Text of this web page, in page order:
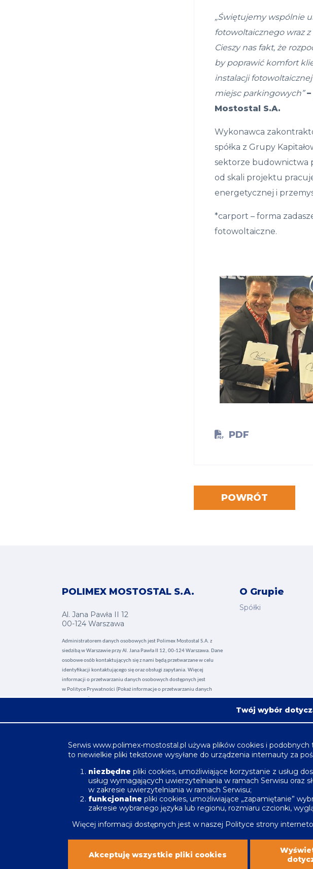
„Świętujemy wspólnie
fotowoltaicznego wraz
Cieszy nas fakt, że
by poprawić komfort
instalacji
miejsc parkingowych”–
Mostostal S.A.
Wykonawca
spółka z Grupy
sektorze budownictwa
od skali projektu
energetycznej i
*carport – forma
fotowoltaiczne.
Obrazki
galerii:
PDF
POWRÓT
POLIMEX MOSTOSTAL S.A.
Al. Jana Pawła II 12
00-124 Warszawa
Administratorem danych osobowych jest Polimex Mostostal S.A. z
siedzibą w Warszawie przy Al. Jana Pawła II 12, 00-124 Warszawa. Dane
osobowe osób kontaktujących się z nami będą przetwarzane w celu
identyfikacji kontaktującego się oraz obsługi zapytania. Więcej
informacji o przetwarzaniu danych osobowych dostępnych jest
w Polityce Prywatności (Pokaż informacje o przetwarzaniu danych
osobowych).Zachęcamy do zapoznania się z tymi informacjami przed
kontakt@polimex.pl
0000022460
821-001-45-09
REGON
710252031
BDO
000018170
O Grupie
Spółki
Oferta
Energetyka
Produkcja
Infrastruktura
Zastrzeżenia prawne Polityka plików cookies
Twój wybór
Serwiswww.polimex-mostostal.plużywa plików cookies i
to niewielkie pliki tekstowe wysyłane do urządzenia internauty za
niezbędne pliki cookies, umożliwiające korzystanie z usług
usług wymagających uwierzytelniania w ramach Serwisu oraz
w zakresie uwierzytelniania w ramach Serwisu;
funkcjonalne pliki cookies, umożliwiające „zapamiętanie”
zakresie wybranego języka lub regionu, rozmiaru czcionki,
Więcej informacji dostępnych jest w naszej Polityce strony
Akceptuję wszystkie pliki cookies